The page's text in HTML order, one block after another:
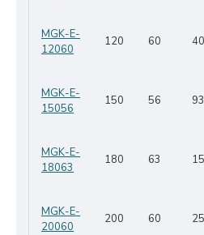
MGK-E-
12060
120 60
MGK-E-
15056
150 56
MGK-E-
18063
180 63
MGK-E-
20060
200 60